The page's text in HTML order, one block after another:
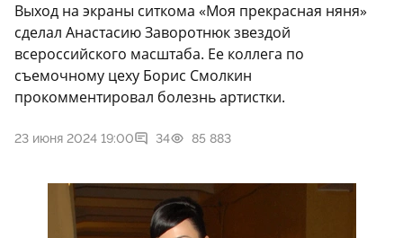
Выход на экраны ситкома «Моя прекрасная няня»
сделал Анастасию Заворотнюк звездой
всероссийского масштаба. Ее коллега по
съемочному цеху Борис Смолкин
прокомментировал болезнь артистки.
23 июня 2024 19:00 34 85 883